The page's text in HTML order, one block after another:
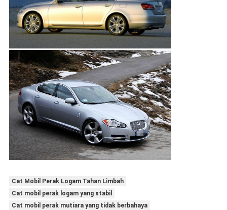
Cat Mobil Perak Logam Tahan Limbah
Cat mobil perak logam yang stabil
Cat mobil perak mutiara yang tidak berbahaya